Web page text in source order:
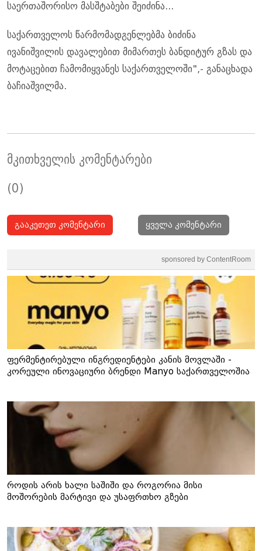
საერთაშორისო მასშტაბები შეიძინა...
საქართველოს წარმომადგენლებმა ბიძინა
ივანიშვილის დავალებით მიმართეს ბანდიტურ გზას და
მოტაცებით ჩამომიყვანეს საქართველოში",- განაცხადა
ბაჩიაშვილმა.
მკითხველის კომენტარები
(0)
გააკეთეთ კომენტარი ყველა კომენტარი
sponsored by ContentRoom
ფერმენტირებული ინგრედიენტები კანის მოვლაში -
კორეული ინოვაციური ბრენდი Manyo საქართველოშია
როდის არის ხალი საშიში და როგორია მისი
მოშორების მარტივი და უსაფრთხო გზები